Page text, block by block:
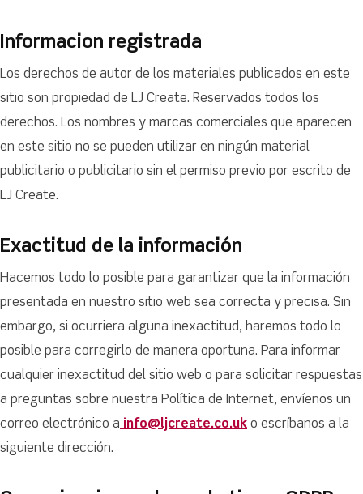
Informacion registrada
Los derechos de autor de los materiales publicados en este
sitio son propiedad de LJ Create. Reservados todos los
derechos. Los nombres y marcas comerciales que aparecen
en este sitio no se pueden utilizar en ningún material
publicitario o publicitario sin el permiso previo por escrito de
LJ Create.
Exactitud de la información
Hacemos todo lo posible para garantizar que la información
presentada en nuestro sitio web sea correcta y precisa. Sin
embargo, si ocurriera alguna inexactitud, haremos todo lo
posible para corregirlo de manera oportuna. Para informar
cualquier inexactitud del sitio web o para solicitar respuestas
a preguntas sobre nuestra Política de Internet, envíenos un
correo electrónico a info@ljcreate.co.uk o escríbanos a la
siguiente dirección.